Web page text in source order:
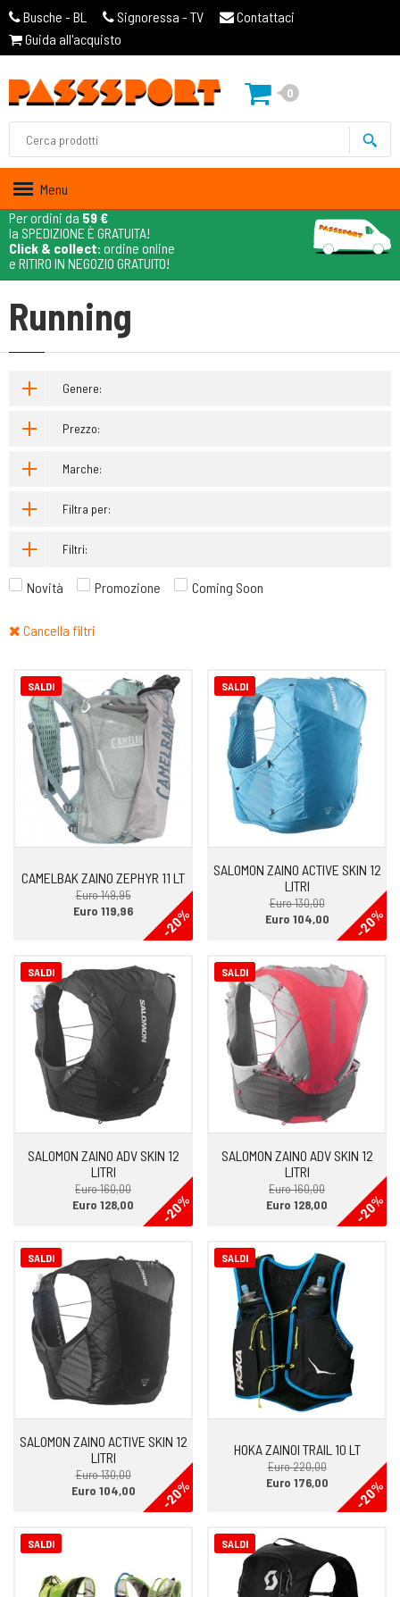
Busche - BL Signoressa - TV
Contattaci
Guida all'acquisto
0
Menu
Per ordini da 59 €
la SPEDIZIONE È GRATUITA!
Click & collect: ordine online
e RITIRO IN NEGOZIO GRATUITO!
Running
Genere:
Prezzo:
Marche:
Filtra per:
Filtri:
Novità Promozione Coming Soon
Cancella filtri
SALDI
CAMELBAK ZAINO ZEPHYR 11 LT
Euro 149,95
-20%
Euro 119,96
SALDI
SALOMON ZAINO ACTIVE SKIN 12
LITRI
Euro 130,00
-20%
Euro 104,00
SALDI
SALOMON ZAINO ADV SKIN 12
LITRI
Euro 160,00
-20%
Euro 128,00
SALDI
SALOMON ZAINO ADV SKIN 12
LITRI
Euro 160,00
-20%
Euro 128,00
SALDI
SALOMON ZAINO ACTIVE SKIN 12
LITRI
Euro 130,00
-20%
Euro 104,00
SALDI
HOKA ZAINOI TRAIL 10 LT
Euro 220,00
-20%
Euro 176,00
SALDI SALDI